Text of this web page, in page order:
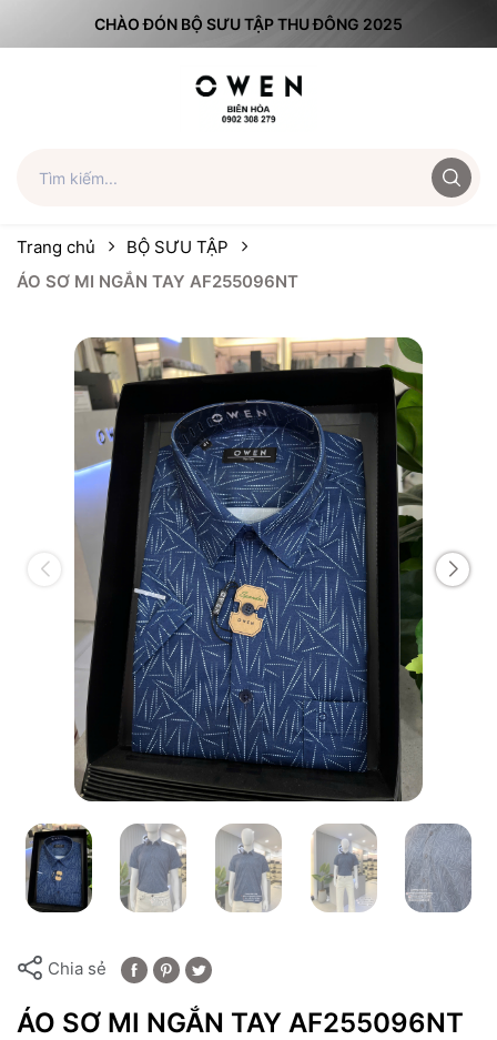
CHÀO ĐÓN BỘ SƯU TẬP THU ĐÔNG 2025
Trang chủ
BỘ SƯU TẬP
ÁO SƠ MI NGẮN TAY AF255096NT
Chia sẻ
ÁO SƠ MI NGẮN TAY AF255096NT